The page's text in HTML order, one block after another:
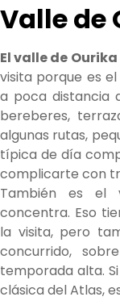
Valle de
El valle de Ourika
visita porque es
a poca distancia
bereberes,
algunas rutas,
típica de día
complicarte con
También es el
concentra. Eso
la visita, pero
concurrido,
temporada alta.
clásica del Atlas,